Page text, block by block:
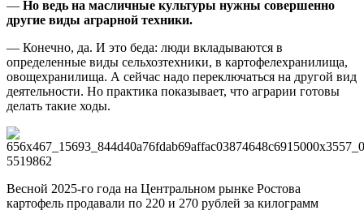
— Но ведь на масличные культуры нужны совершенно
другие виды аграрной техники.
— Конечно, да. И это беда: люди вкладываются в
определенные виды сельхозтехники, в картофелехранилища,
овощехранилища. А сейчас надо переключаться на другой вид
деятельности. Но практика показывает, что аграрии готовы
делать такие ходы.
Весной 2025-го года на Центральном рынке Ростова
картофель продавали по 220 и 270 рублей за килограмм